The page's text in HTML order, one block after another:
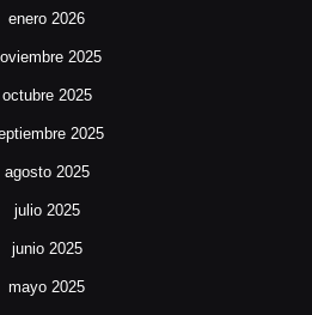
enero 2026
2025
octubre 2025
2025
agosto 2025
julio 2025
junio 2025
mayo 2025